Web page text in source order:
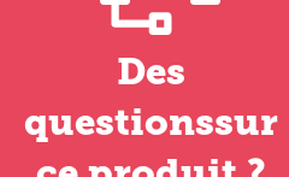
Des
questionssur